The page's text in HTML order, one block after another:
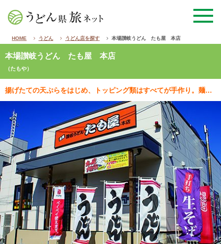
HOME うどん うどん店を探す 本場讃岐うどん たも屋 本店
本場讃岐うどん たも屋 本店
（たもや）
揚げたての天ぷらをはじめ、トッピング類はすべてが手作り。麺の量も多く、食いしん坊にはうれしいセルフ店…